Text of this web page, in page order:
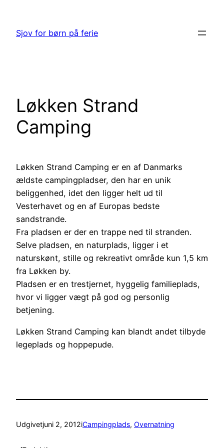
indhold
Sjov for børn på ferie
Løkken Strand
Camping
Løkken Strand Camping er en af Danmarks
ældste campingpladser, den har en unik
beliggenhed, idet den ligger helt ud til
Vesterhavet og en af Europas bedste
sandstrande.
Fra pladsen er der en trappe ned til stranden.
Selve pladsen, en naturplads, ligger i et
naturskønt, stille og rekreativt område kun 1,5 km
fra Løkken by.
Pladsen er en trestjernet, hyggelig familieplads,
hvor vi ligger vægt på god og personlig
betjening.
Løkken Strand Camping kan blandt andet tilbyde
legeplads og hoppepude.
Udgivetjuni 2, 2012iCampingplads, Overnatning